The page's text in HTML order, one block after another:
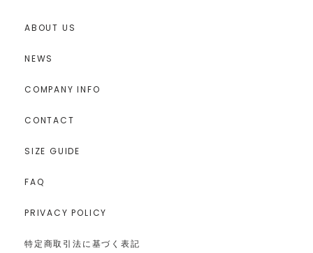
ABOUT US
NEWS
COMPANY INFO
CONTACT
SIZE GUIDE
FAQ
PRIVACY POLICY
特定商取引法に基づく表記